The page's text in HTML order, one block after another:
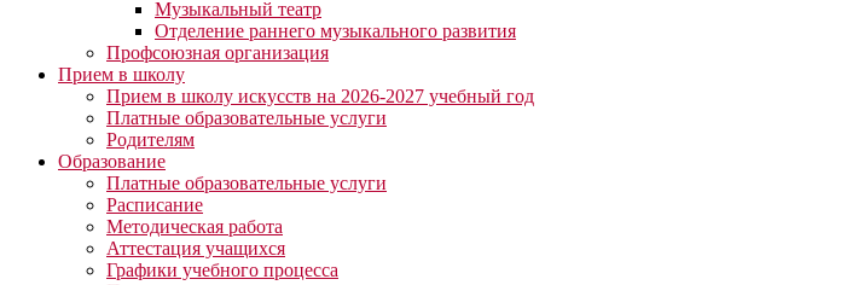
Музыкальный театр
Отделение раннего музыкального развития
Профсоюзная организация
Прием в школу
Прием в школу искусств на 2026-2027 учебный год
Платные образовательные услуги
Родителям
Образование
Платные образовательные услуги
Расписание
Методическая работа
Аттестация учащихся
Графики учебного процесса